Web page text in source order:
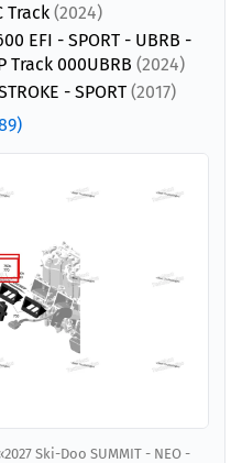
Track (2024)
EFI - SPORT - UBRB -
Track 000UBRB (2024)
- SPORT (2017)
Ski-Doo SUMMIT - NEO -